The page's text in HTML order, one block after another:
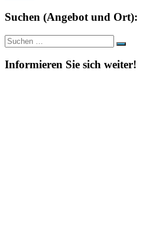
Suchen (Angebot und Ort):
Suche
nach:
Suchen
Informieren Sie sich weiter!